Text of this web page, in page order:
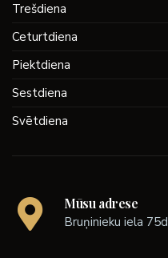
Trešdiena
Ceturtdiena
Piektdiena
Sestdiena
Svētdiena
Mūsu adrese
Bruņinieku iela 75d